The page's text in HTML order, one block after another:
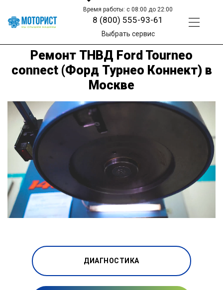
Время работы: с 08:00 до 22:00
8 (800) 555-93-61
Выбрать сервис
Ремонт ТНВД Ford Tourneo
connect (Форд Турнео Коннект) в
Москве
ДИАГНОСТИКА